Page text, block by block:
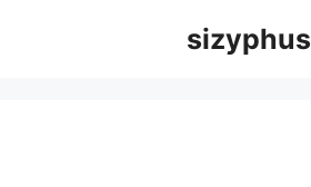
sizyphus